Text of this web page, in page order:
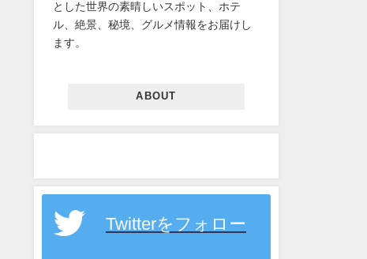
とした世界の素晴しいスポット、ホテ
ル、絶景、秘境、グルメ情報をお届けし
ます。
ABOUT
Twitterをフォロー